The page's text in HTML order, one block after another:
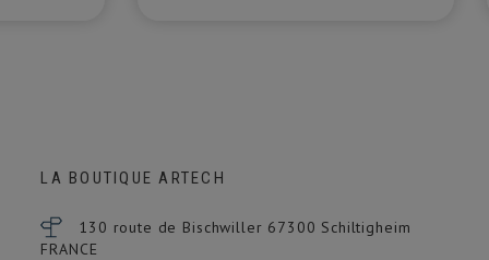
LA BOUTIQUE ARTECH
130 route de Bischwiller 67300 Schiltigheim
FRANCE